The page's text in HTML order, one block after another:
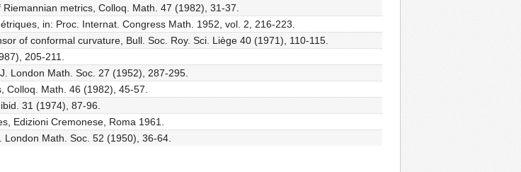
metrics, Colloq. Math. 47 (1982), 31-37.
in: Proc. Internat. Congress Math. 1952, vol. 2, 216-223.
of conformal curvature, Bull. Soc. Roy. Sci. Liège 40 (1971), 110-115.
205-211.
London Math. Soc. 27 (1952), 287-295.
Colloq. Math. 46 (1982), 45-57.
31 (1974), 87-96.
Edizioni Cremonese, Roma 1961.
Math. Soc. 52 (1950), 36-64.